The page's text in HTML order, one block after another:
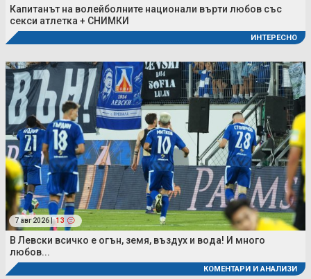
Капитанът на волейболните национали върти любов със
секси атлетка + СНИМКИ
ИНТЕРЕСНО
7 авг 2026 | 13
В Левски всичко е огън, земя, въздух и вода! И много
любов...
КОМЕНТАРИ И АНАЛИЗИ